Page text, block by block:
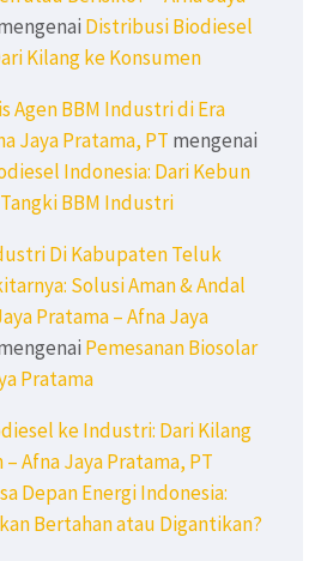
Distribusi Biodiesel
Kilang ke Konsumen
Agen BBM Industri di Era
Jaya Pratama, PT mengenai
Indonesia: Dari Kebun
BBM Industri
Di Kabupaten Teluk
Solusi Aman & Andal
Pratama – Afna Jaya
Pemesanan Biosolar
Pratama
ke Industri: Dari Kilang
Afna Jaya Pratama, PT
Depan Energi Indonesia:
Bertahan atau Digantikan?